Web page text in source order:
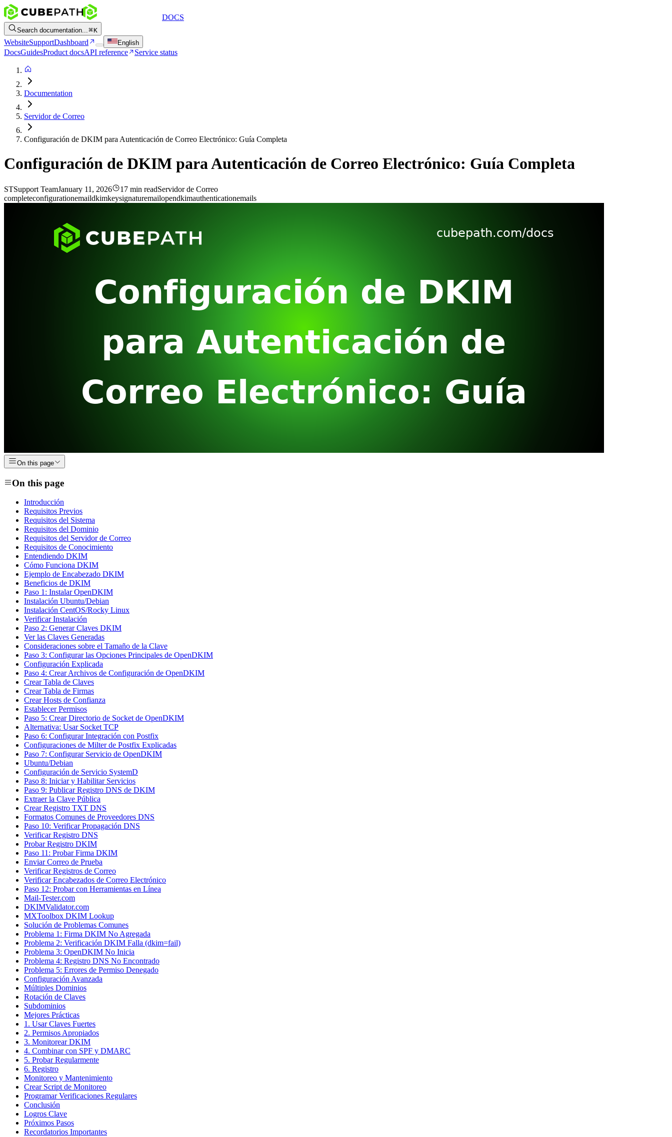
DOCS
Search documentation... K
WebsiteSupportDashboard English
DocsGuidesProduct docsAPI reference Service status
Documentation
Servidor de Correo
Configuración de DKIM para Autenticación de Correo Electrónico: Guía Completa
Configuración de DKIM para Autenticación de Correo Electrónico: Guía Completa
STSupport TeamJanuary 11, 2026 17 min readServidor de Correo
completeconfigurationemaildkimkeysignaturemailopendkimauthenticationemails
On this page
On this page
Introducción
Requisitos Previos
Requisitos del Sistema
Requisitos del Dominio
Requisitos del Servidor de Correo
Requisitos de Conocimiento
Entendiendo DKIM
Cómo Funciona DKIM
Ejemplo de Encabezado DKIM
Beneficios de DKIM
Paso 1: Instalar OpenDKIM
Instalación Ubuntu/Debian
Instalación CentOS/Rocky Linux
Verificar Instalación
Paso 2: Generar Claves DKIM
Ver las Claves Generadas
Consideraciones sobre el Tamaño de la Clave
Paso 3: Configurar las Opciones Principales de OpenDKIM
Configuración Explicada
Paso 4: Crear Archivos de Configuración de OpenDKIM
Crear Tabla de Claves
Crear Tabla de Firmas
Crear Hosts de Confianza
Establecer Permisos
Paso 5: Crear Directorio de Socket de OpenDKIM
Alternativa: Usar Socket TCP
Paso 6: Configurar Integración con Postfix
Configuraciones de Milter de Postfix Explicadas
Paso 7: Configurar Servicio de OpenDKIM
Ubuntu/Debian
Configuración de Servicio SystemD
Paso 8: Iniciar y Habilitar Servicios
Paso 9: Publicar Registro DNS de DKIM
Extraer la Clave Pública
Crear Registro TXT DNS
Formatos Comunes de Proveedores DNS
Paso 10: Verificar Propagación DNS
Verificar Registro DNS
Probar Registro DKIM
Paso 11: Probar Firma DKIM
Enviar Correo de Prueba
Verificar Registros de Correo
Verificar Encabezados de Correo Electrónico
Paso 12: Probar con Herramientas en Línea
Mail-Tester.com
DKIMValidator.com
MXToolbox DKIM Lookup
Solución de Problemas Comunes
Problema 1: Firma DKIM No Agregada
Problema 2: Verificación DKIM Falla (dkim=fail)
Problema 3: OpenDKIM No Inicia
Problema 4: Registro DNS No Encontrado
Problema 5: Errores de Permiso Denegado
Configuración Avanzada
Múltiples Dominios
Rotación de Claves
Subdominios
Mejores Prácticas
1. Usar Claves Fuertes
2. Permisos Apropiados
3. Monitorear DKIM
4. Combinar con SPF y DMARC
5. Probar Regularmente
6. Registro
Monitoreo y Mantenimiento
Crear Script de Monitoreo
Programar Verificaciones Regulares
Conclusión
Logros Clave
Próximos Pasos
Recordatorios Importantes